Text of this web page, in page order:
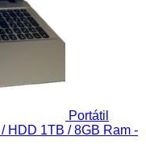
Portátil
HDD 1TB / 8GB Ram -